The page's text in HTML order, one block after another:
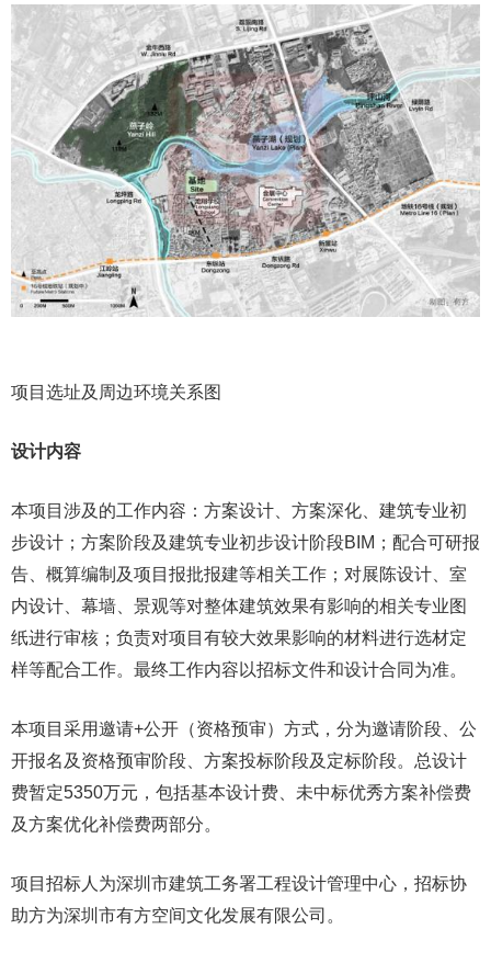
项目选址及周边环境关系图
设计内容
本项目涉及的工作内容：方案设计、方案深化、建筑专业初
步设计；方案阶段及建筑专业初步设计阶段BIM；配合可研报
告、概算编制及项目报批报建等相关工作；对展陈设计、室
内设计、幕墙、景观等对整体建筑效果有影响的相关专业图
纸进行审核；负责对项目有较大效果影响的材料进行选材定
样等配合工作。最终工作内容以招标文件和设计合同为准。
本项目采用邀请+公开（资格预审）方式，分为邀请阶段、公
开报名及资格预审阶段、方案投标阶段及定标阶段。总设计
费暂定5350万元，包括基本设计费、未中标优秀方案补偿费
及方案优化补偿费两部分。
项目招标人为深圳市建筑工务署工程设计管理中心，招标协
助方为深圳市有方空间文化发展有限公司。